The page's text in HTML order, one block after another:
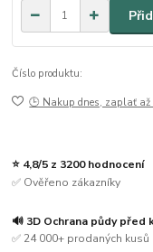
Číslo produktu:
🕒 Nakup dnes, zaplať
⭐ 4,8/5 z 3200 hodnocení
✅ Ověřeno zákazníky
🔊 3D Ochrana půdy před
✅ 24 000+ prodaných kusů